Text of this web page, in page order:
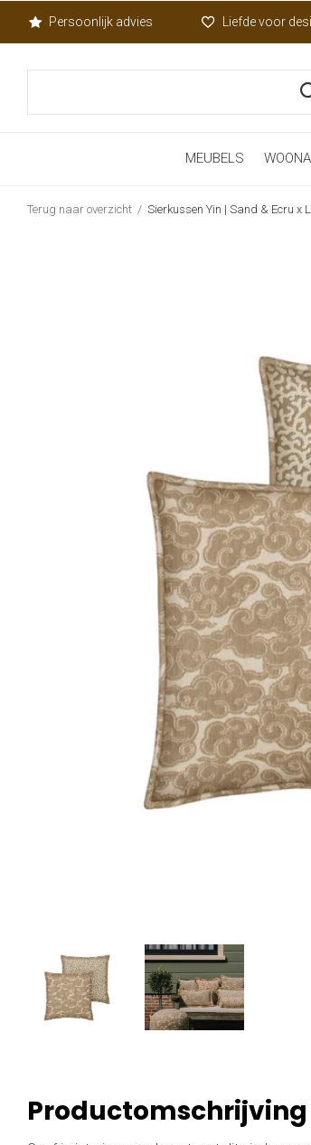
MEUBELS
Persoonlijk advies Liefde voor
Terug naar overzicht Sierkussen Yin | Sand & Ecru x
Productomschrijving